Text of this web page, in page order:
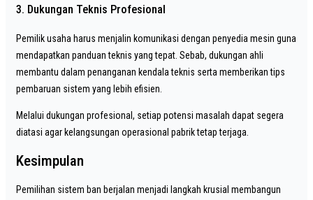
3. Dukungan Teknis Profesional
Pemilik usaha harus menjalin komunikasi dengan penyedia mesin guna
mendapatkan panduan teknis yang tepat. Sebab, dukungan ahli
membantu dalam penanganan kendala teknis serta memberikan tips
pembaruan sistem yang lebih efisien.
Melalui dukungan profesional, setiap potensi masalah dapat segera
diatasi agar kelangsungan operasional pabrik tetap terjaga.
Kesimpulan
Pemilihan sistem ban berjalan menjadi langkah krusial membangun